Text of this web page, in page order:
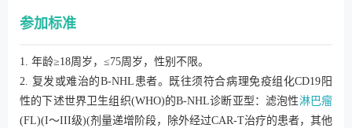
参加标准
1. 年龄≥18周岁，≤75周岁，性别不限。
2. 复发或难治的B-NHL患者。既往须符合病理免疫组化CD19阳
性的下述世界卫生组织(WHO)的B-NHL诊断亚型：滤泡性淋巴瘤
(FL)(I～III级)(剂量递增阶段，除外经过CAR-T治疗的患者，其他